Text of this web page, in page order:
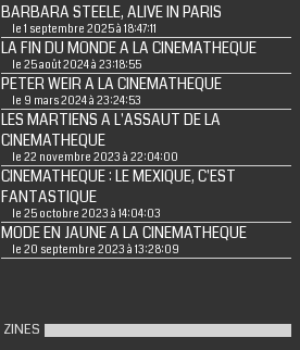
BARBARA STEELE, ALIVE IN PARIS
le 1 septembre 2025 à 18:47:11
LA FIN DU MONDE A LA CINEMATHEQUE
le 25 août 2024 à 23:18:55
PETER WEIR A LA CINEMATHEQUE
le 9 mars 2024 à 23:24:53
LES MARTIENS A L'ASSAUT DE LA
CINEMATHEQUE
le 22 novembre 2023 à 22:04:00
CINEMATHEQUE : LE MEXIQUE, C'EST
FANTASTIQUE
le 25 octobre 2023 à 14:04:03
MODE EN JAUNE A LA CINEMATHEQUE
le 20 septembre 2023 à 13:28:09
ZINES